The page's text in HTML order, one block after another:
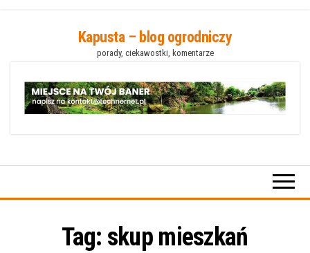
Kapusta – blog ogrodniczy
porady, ciekawostki, komentarze
Tag: skup mieszkań